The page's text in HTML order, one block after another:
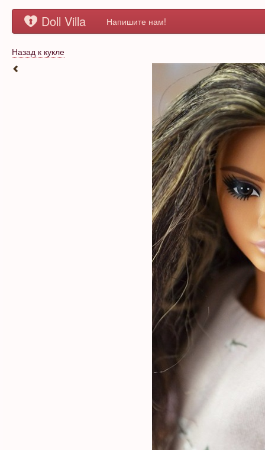
Doll Villa Напишите нам!
Назад к кукле